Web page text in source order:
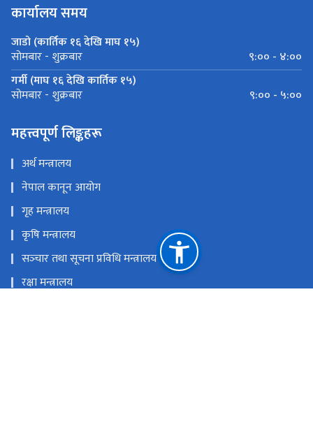
कार्यालय समय
जाडो (कार्तिक १६ देखि माघ १५)
सोमबार - शुक्रबार
९:०० - ४:००
गर्मी (माघ १६ देखि कार्तिक १५)
सोमबार - शुक्रबार ९:०० - ५:००
महत्त्वपूर्ण लिङ्कहरू
अर्थ मन्त्रालय
नेपाल कानून आयोग
गृह मन्त्रालय
कृषि मन्त्रालय
सञ्‍चार तथा सूचना प्रविधि मन्त्रालय
रक्षा मन्त्रालय